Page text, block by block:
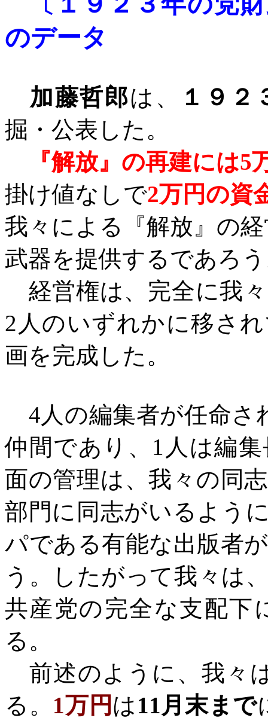
のデータ
加藤哲郎は、
１９２
掘・公表した。
『解放』の再建には5
掛け値なしで2万円の資
我々による『解放』の
武器を提供するであろ
経営権は、完全に我
2 人のいずれかに移さ
画を完成した。
4人の編集者が任命
仲間であり、 1 人は編
面の管理は、我々の同
部門に同志がいるよう
パである有能な出版者
う。したがって我々は
共産党の完全な支配下
る。
前述のように、我々
る。 1万円 は11月末まで